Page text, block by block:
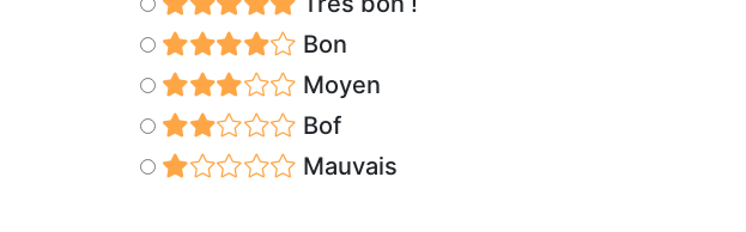
Bon
Moyen
Bof
Mauvais